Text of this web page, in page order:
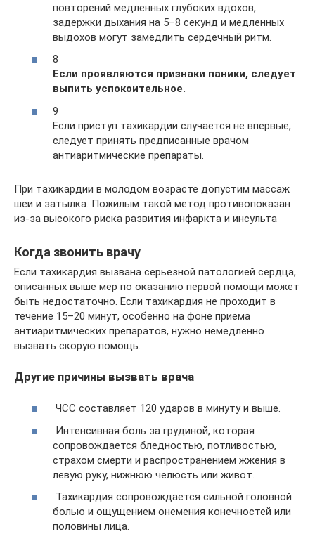
повторений медленных глубоких вдохов,
задержки дыхания на 5–8 секунд и медленных
выдохов могут замедлить сердечный ритм.
8
Если проявляются признаки паники, следует
выпить успокоительное.
9
Если приступ тахикардии случается не впервые,
следует принять предписанные врачом
антиаритмические препараты.
При тахикардии в молодом возрасте допустим массаж
шеи и затылка. Пожилым такой метод противопоказан
из-за высокого риска развития инфаркта и инсульта
Когда звонить врачу
Если тахикардия вызвана серьезной патологией сердца,
описанных выше мер по оказанию первой помощи может
быть недостаточно. Если тахикардия не проходит в
течение 15–20 минут, особенно на фоне приема
антиаритмических препаратов, нужно немедленно
вызвать скорую помощь.
Другие причины вызвать врача
ЧСС составляет 120 ударов в минуту и выше.
Интенсивная боль за грудиной, которая
сопровождается бледностью, потливостью,
страхом смерти и распространением жжения в
левую руку, нижнюю челюсть или живот.
Тахикардия сопровождается сильной головной
болью и ощущением онемения конечностей или
половины лица.